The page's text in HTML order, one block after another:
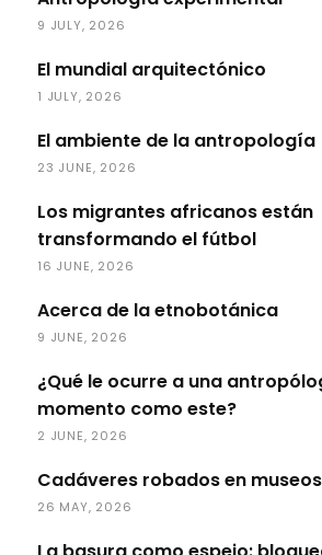
9 JULY, 2026
El mundial arquitectónico
1 JULY, 2026
El ambiente de la antropología
23 JUNE, 2026
Los migrantes africanos están
transformando el fútbol
16 JUNE, 2026
Acerca de la etnobotánica
9 JUNE, 2026
¿Qué le ocurre a una
momento como este?
2 JUNE, 2026
Cadáveres robados en museos
26 MAY, 2026